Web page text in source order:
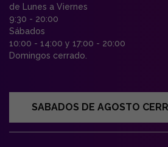
de Lunes a Viernes
9:30 - 20:00
Sábados
10:00 - 14:00 y 17:00 - 20:00
Domingos cerrado.
SABADOS DE AGOSTO